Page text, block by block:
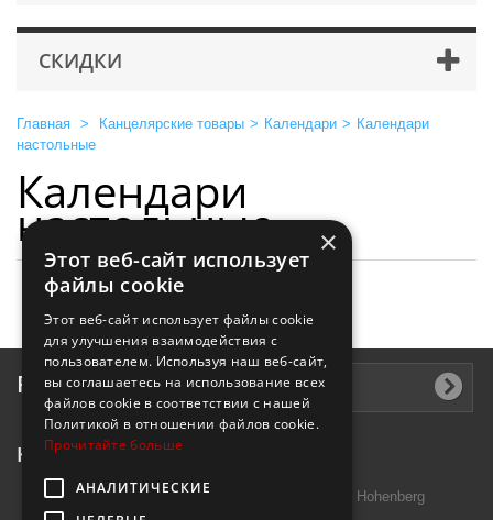
СКИДКИ
Главная > Канцелярские товары > Календари > Календари
настольные
Календари
настольные
Рассылка
Контактная информация
Introtek GmbH, Hutschenreuther Str. 13 95691 Hohenberg
×
Этот веб-сайт использует
файлы cookie
Этот веб-сайт использует файлы cookie
для улучшения взаимодействия с
пользователем. Используя наш веб-сайт,
вы соглашаетесь на использование всех
файлов cookie в соответствии с нашей
Политикой в ​​отношении файлов cookie.
Прочитайте больше
АНАЛИТИЧЕСКИЕ